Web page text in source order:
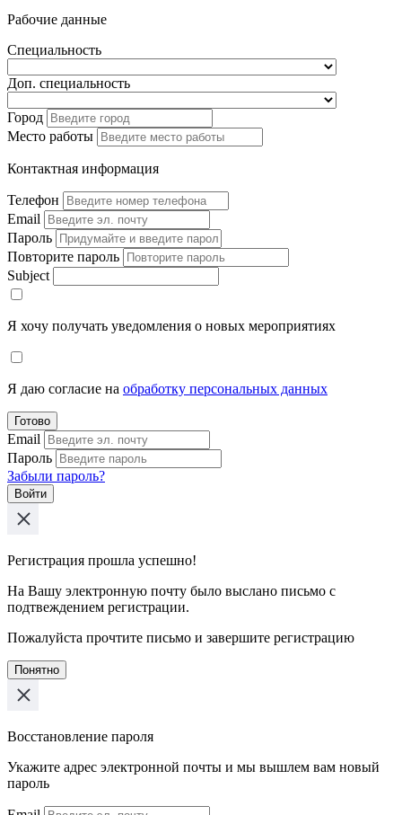
Рабочие данные
Специальность
Доп. специальность
Город
Место работы
Контактная информация
Телефон
Email
Пароль
Повторите пароль
Subject
Я хочу получать уведомления о новых мероприятиях
Я даю согласие на обработку персональных данных
Готово
Email
Пароль
Забыли пароль?
Войти
Регистрация прошла успешно!
На Вашу электронную почту было выслано письмо с
подтвеждением регистрации.
Пожалуйста прочтите письмо и завершите регистрацию
Понятно
Восстановление пароля
Укажите адрес электронной почты и мы вышлем вам новый
пароль